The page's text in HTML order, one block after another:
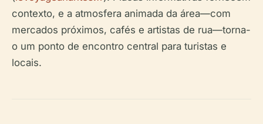
contexto, e a atmosfera animada da área—com
mercados próximos, cafés e artistas de rua—torna-
o um ponto de encontro central para turistas e
locais.